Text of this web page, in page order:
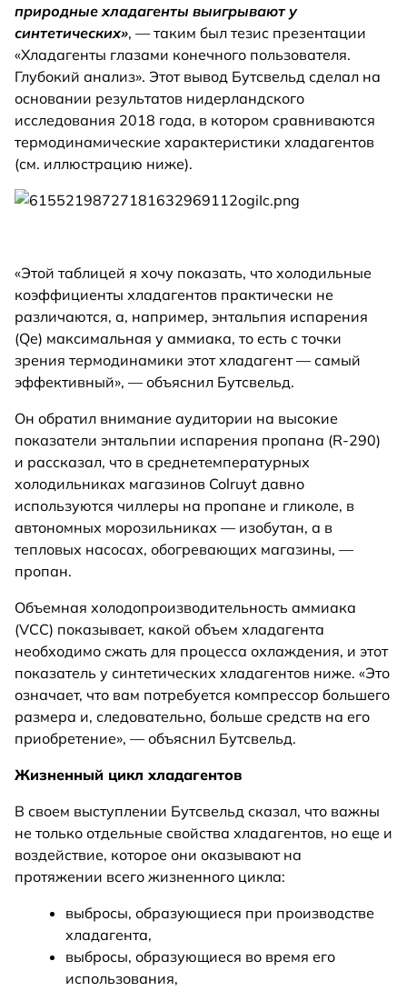
природные хладагенты выигрывают у
синтетических», — таким был тезис презентации
«Хладагенты глазами конечного пользователя.
Глубокий анализ». Этот вывод Бутсвельд сделал на
основании результатов нидерландского
исследования 2018 года, в котором сравниваются
термодинамические характеристики хладагентов
(см. иллюстрацию ниже).
«Этой таблицей я хочу показать, что холодильные
коэффициенты хладагентов практически не
различаются, а, например, энтальпия испарения
(Qe) максимальная у аммиака, то есть с точки
зрения термодинамики этот хладагент — самый
эффективный», — объяснил Бутсвельд.
Он обратил внимание аудитории на высокие
показатели энтальпии испарения пропана (R-290)
и рассказал, что в среднетемпературных
холодильниках магазинов Colruyt давно
используются чиллеры на пропане и гликоле, в
автономных морозильниках — изобутан, а в
тепловых насосах, обогревающих магазины, —
пропан.
Объемная холодопроизводительность аммиака
(VCC) показывает, какой объем хладагента
необходимо сжать для процесса охлаждения, и этот
показатель у синтетических хладагентов ниже. «Это
означает, что вам потребуется компрессор большего
размера и, следовательно, больше средств на его
приобретение», — объяснил Бутсвельд.
Жизненный цикл хладагентов
В своем выступлении Бутсвельд сказал, что важны
не только отдельные свойства хладагентов, но еще и
воздействие, которое они оказывают на
протяжении всего жизненного цикла:
выбросы, образующиеся при производстве
хладагента,
выбросы, образующиеся во время его
использования,